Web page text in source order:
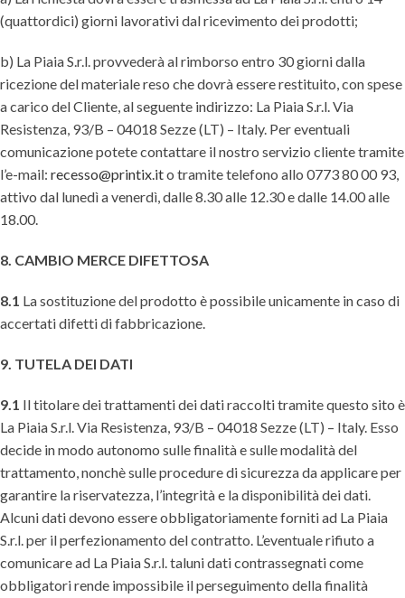
(quattordici) giorni lavorativi dal ricevimento dei prodotti;
b) La Piaia S.r.l. provvederà al rimborso entro 30 giorni dalla
ricezione del materiale reso che dovrà essere restituito, con spese
a carico del Cliente, al seguente indirizzo: La Piaia S.r.l. Via
Resistenza, 93/B – 04018 Sezze (LT) – Italy. Per eventuali
comunicazione potete contattare il nostro servizio cliente tramite
l’e-mail: recesso@printix.ito tramite telefono allo 0773 80 00 93,
attivo dal lunedì a venerdì, dalle 8.30 alle 12.30 e dalle 14.00 alle
18.00.
8. CAMBIO MERCE DIFETTOSA
8.1 La sostituzione del prodotto è possibile unicamente in caso di
accertati difetti di fabbricazione.
9. TUTELA DEI DATI
9.1 Il titolare dei trattamenti dei dati raccolti tramite questo sito è
La Piaia S.r.l. Via Resistenza, 93/B – 04018 Sezze (LT) – Italy. Esso
decide in modo autonomo sulle finalità e sulle modalità del
trattamento, nonchè sulle procedure di sicurezza da applicare per
garantire la riservatezza, l’integrità e la disponibilità dei dati.
Alcuni dati devono essere obbligatoriamente forniti ad La Piaia
S.r.l. per il perfezionamento del contratto. L’eventuale rifiuto a
comunicare ad La Piaia S.r.l. taluni dati contrassegnati come
obbligatori rende impossibile il perseguimento della finalità